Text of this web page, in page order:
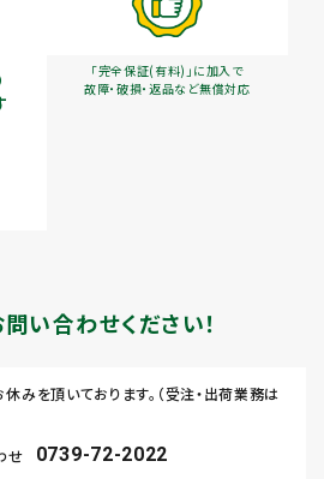
「完全保証(有料)」に加入で
故障・破損・返品など無償対応
い合わせください！
せ 0739-72-2022
休みを頂いております。（受注・出荷業務は